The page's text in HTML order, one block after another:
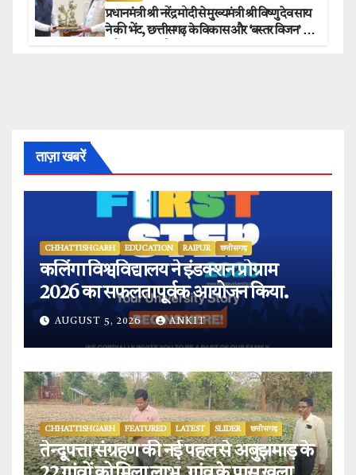
प्रधानमंत्री श्री नरेंद्र मोदी से मुख्यमंत्री श्री विष्णु देव साय
ने की भेंट, छत्तीसगढ़ के विकास और ‘बस्तर विजन’ पर
ताज़ा खबरें
CHHATTISHGARH EDUCATION RAIPUR छत्तीसगढ़
कलिंगा विश्वविद्यालय ने इंडक्शन प्रोग्राम
2026 का सफलतापूर्वक आयोजन किया.
AUGUST 5, 2026 ANKIT
CHHATTISHGARH FEATURED LATEST SLIDER छत्तीसगढ़
तेन्दूपत्ता संग्रहण की नई पहल से अबुझमाड़ के